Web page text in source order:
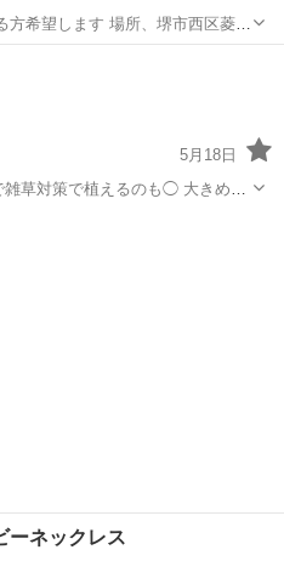
5月18日
雑草対策で植えるのも◯ 大きめの
ネックレス